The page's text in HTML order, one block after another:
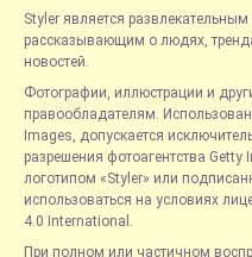
Styler является
рассказывающим о людях,
новостей.
Фотографии, иллюстрации и
правообладателям.
Images, допускается
разрешения фотоагентства
логотипом «Styler» или
использоваться на условиях
4.0 International.
При полном или частичном